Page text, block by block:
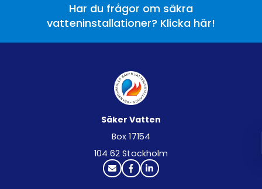
Har du frågor om säkra
vatteninstallationer? Klicka här!
Säker Vatten
Box 17154
104 62 Stockholm